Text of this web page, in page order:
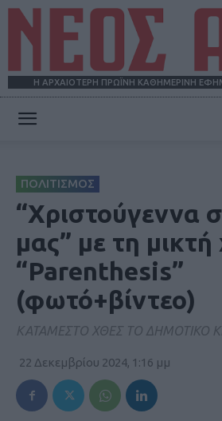
Η ΑΡΧΑΙΟΤΕΡΗ ΠΡΩΪΝΗ ΚΑΘΗΜΕΡΙΝΗ
ΠΟΛΙΤΙΣΜΟΣ
“Χριστούγεννα
μας” με τη
“Parenthesis”
(φωτό+βίντεο)
ΚΑΤΑΜΕΣΤΟ ΧΘΕΣ ΤΟ ΔΗΜΟΤΙΚΟ
22 Δεκεμβρίου 2024, 1:16 μμ